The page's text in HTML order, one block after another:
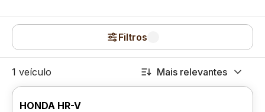
Filtros
1 veículo Mais relevantes
HONDA HR-V